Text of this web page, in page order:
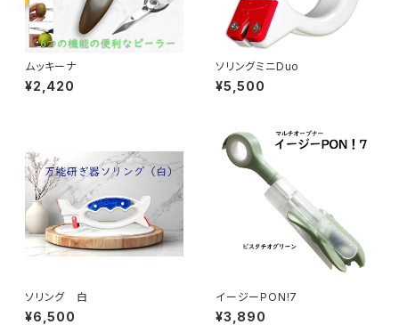
ムッキーナ
¥2,420
ソリングミニDuo
¥5,500
ソリング 白
¥6,500
イージーPON!7
¥3,890